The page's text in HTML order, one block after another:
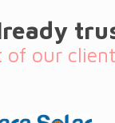
of our